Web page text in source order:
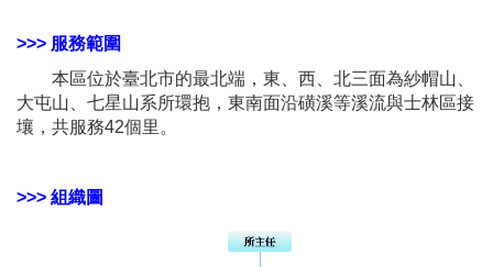
>>> 服務範圍
本區位於臺北市的最北端，東、西、北三面為紗帽山、
大屯山、七星山系所環抱，東南面沿磺溪等溪流與士林區接
壤，共服務42個里。
>>> 組織圖